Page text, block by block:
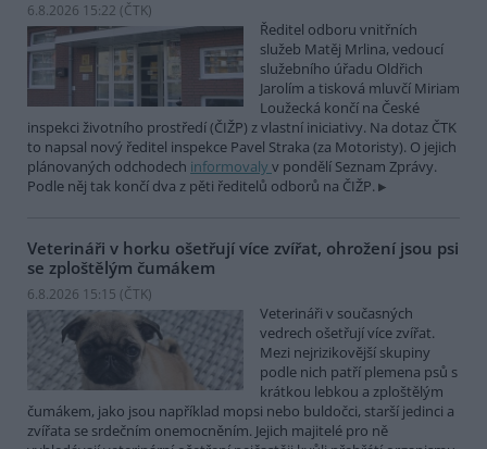
6.8.2026 15:22 (ČTK)
Ředitel odboru vnitřních
služeb Matěj Mrlina, vedoucí
služebního úřadu Oldřich
Jarolím a tisková mluvčí Miriam
Loužecká končí na České
inspekci životního prostředí (ČIŽP) z vlastní iniciativy. Na dotaz ČTK
to napsal nový ředitel inspekce Pavel Straka (za Motoristy). O jejich
plánovaných odchodech informovaly v pondělí Seznam Zprávy.
Podle něj tak končí dva z pěti ředitelů odborů na ČIŽP.
Veterináři v horku ošetřují více zvířat, ohrožení jsou psi
se zploštělým čumákem
6.8.2026 15:15 (ČTK)
Veterináři v současných
vedrech ošetřují více zvířat.
Mezi nejrizikovější skupiny
podle nich patří plemena psů s
krátkou lebkou a zploštělým
čumákem, jako jsou například mopsi nebo buldočci, starší jedinci a
zvířata se srdečním onemocněním. Jejich majitelé pro ně